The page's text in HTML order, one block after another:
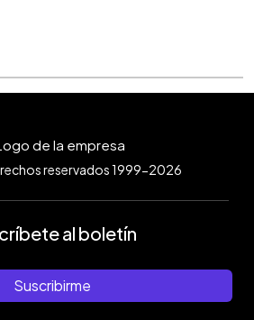
reservados 1999-2026
al boletín
Suscribirme